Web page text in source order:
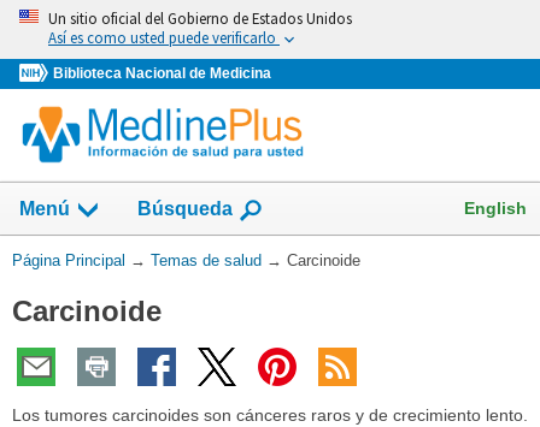
Omita
vaya
al
Contenido
Un sitio oficial del Gobierno de Estados Unidos
Así es como usted puede verificarlo
Biblioteca Nacional de Medicina
Menú
Mostrar
campo
de
Búsqueda English
Usted
aquí:
Página Principal → Temas de salud → Carcinoide
Carcinoide
Los tumores carcinoides son cánceres raros y de crecimiento lento.